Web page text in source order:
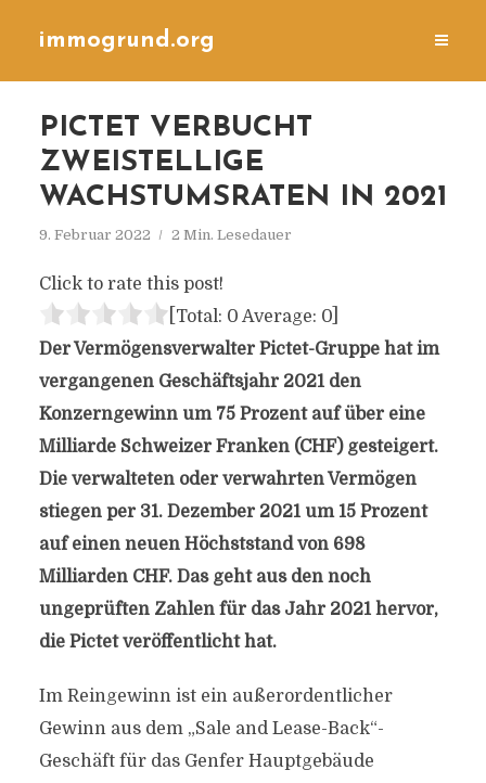
immogrund.org
PICTET VERBUCHT
ZWEISTELLIGE
WACHSTUMSRATEN IN 2021
9. Februar 2022 2 Min. Lesedauer
Click to rate this post!
[Total: 0 Average: 0]
Der Vermögensverwalter Pictet-Gruppe hat im
vergangenen Geschäftsjahr 2021 den
Konzerngewinn um 75 Prozent auf über eine
Milliarde Schweizer Franken (CHF) gesteigert.
Die verwalteten oder verwahrten Vermögen
stiegen per 31. Dezember 2021 um 15 Prozent
auf einen neuen Höchststand von 698
Milliarden CHF. Das geht aus den noch
ungeprüften Zahlen für das Jahr 2021 hervor,
die Pictet veröffentlicht hat.
Im Reingewinn ist ein außerordentlicher
Gewinn aus dem „Sale and Lease-Back“-
Geschäft für das Genfer Hauptgebäude